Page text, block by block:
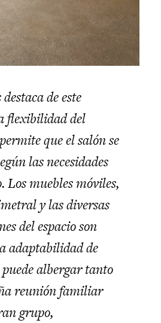
de este
flexibilidad del
que el salón se
las necesidades
Los muebles móviles,
y las diversas
del espacio son
adaptabilidad de
puede albergar tanto
reunión familiar
grupo,